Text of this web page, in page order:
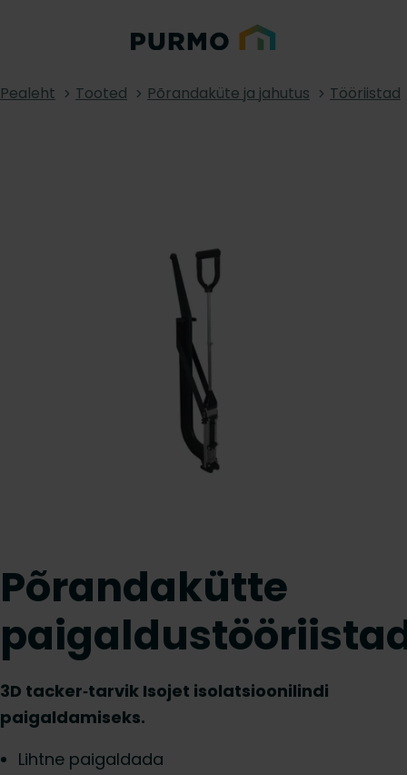
Pealeht Tooted Põrandaküte ja jahutus Tööriistad
Põrandakütte
3D tacker‑tarvik Isojet isolatsioonilindi
paigaldamiseks.
Lihtne paigaldada